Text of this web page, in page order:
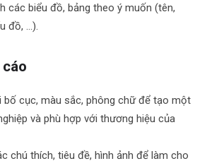
các biểu đồ, bảng theo ý muốn (tên,
đồ, …).
bố cục, màu sắc, phông chữ để tạo một
và phù hợp với thương hiệu của
chú thích, tiêu đề, hình ảnh để làm cho